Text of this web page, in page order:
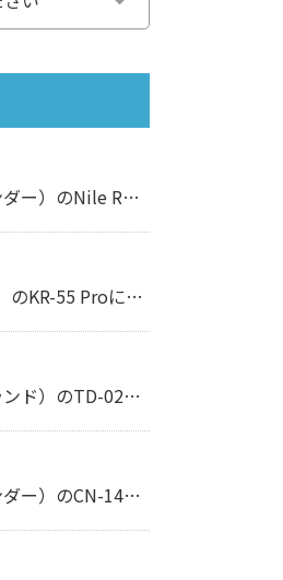
Fender（フェンダー）のNile Rodgers Hitmaker Stratocasterについて【エレキギター】
KORG（コルグ）のKR-55 Proについて【リズムマシン】
Roland（ローランド）のTD-02Kについて【電子ドラム】
Fender（フェンダー）のCN-140SCEについて【アコースティックギター】